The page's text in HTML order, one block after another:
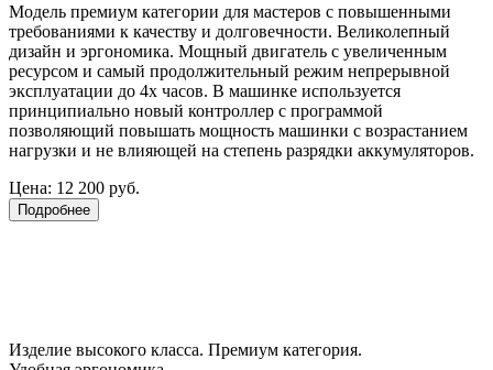
Модель премиум категории для мастеров с повышенными
требованиями к качеству и долговечности. Великолепный
дизайн и эргономика. Мощный двигатель с увеличенным
ресурсом и самый продолжительный режим непрерывной
эксплуатации до 4х часов. В машинке используется
принципиально новый контроллер с программой
позволяющий повышать мощность машинки с возрастанием
нагрузки и не влияющей на степень разрядки аккумуляторов.
Цена: 12 200 руб.
Подробнее
Изделие высокого класса. Премиум категория.